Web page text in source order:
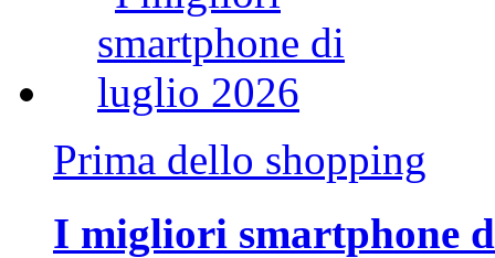
Prima dello shopping
I migliori smartphone